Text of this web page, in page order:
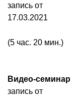
запись от
17.03.2021
(5 час. 20 мин.)
Видео-семинар
запись от